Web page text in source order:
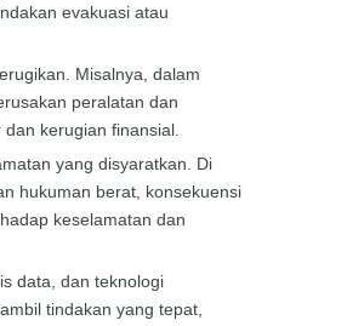
evakuasi atau
Misalnya, dalam
peralatan dan
kerugian finansial.
yang disyaratkan. Di
hukuman berat, konsekuensi
keselamatan dan
data, dan teknologi
tindakan yang tepat,